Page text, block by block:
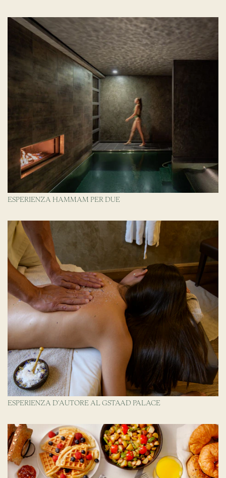
ESPERIENZA HAMMAM PER DUE
ESPERIENZA D'AUTORE AL GSTAAD PALACE